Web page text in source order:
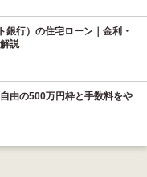
銀行）の住宅ローン｜金利・
説
由の500万円枠と手数料をや